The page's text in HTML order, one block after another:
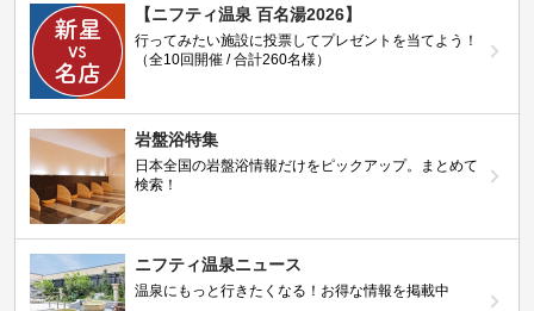
【ニフティ温泉 百名湯2026】
行ってみたい施設に投票してプレゼントを当てよう！
（全10回開催 / 合計260名様）
岩盤浴特集
日本全国の岩盤浴情報だけをピックアップ。まとめて
検索！
ニフティ温泉ニュース
温泉にもっと行きたくなる！お得な情報を掲載中